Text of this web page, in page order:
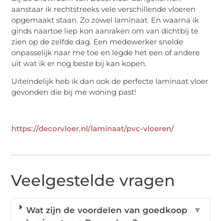
aanstaar ik rechtstreeks vele verschillende vloeren
opgemaakt staan. Zo zowel laminaat. En waarna ik
ginds naartoe liep kon aanraken om van dichtbij te
zien op de zelfde dag. Een medewerker snelde
onpasselijk naar me toe en legde het een of andere
uit wat ik er nog beste bij kan kopen.
Uiteindelijk heb ik dan ook de perfecte laminaat vloer
gevonden die bij me woning past!
https://decorvloer.nl/laminaat/pvc-vloeren/
Veelgestelde vragen
Wat zijn de voordelen van goedkoop
▼